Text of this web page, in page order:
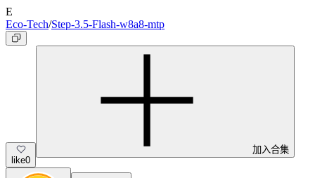
E
Eco-Tech/Step-3.5-Flash-w8a8-mtp
like0
加入合集